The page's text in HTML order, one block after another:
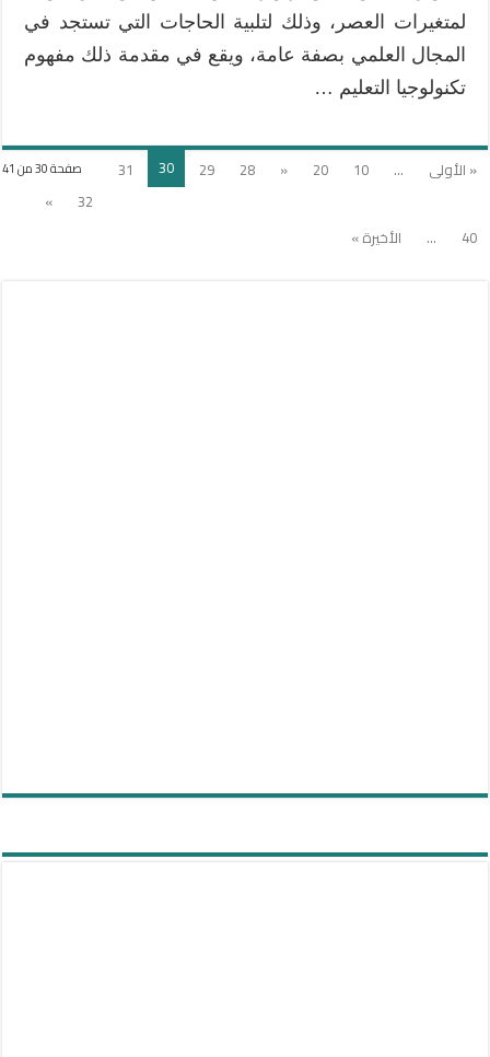
لمتغيرات العصر، وذلك لتلبية الحاجات التي تستجد في
المجال العلمي بصفة عامة، ويقع في مقدمة ذلك مفهوم
تكنولوجيا التعليم …
صفحة 30 من 41 « الأولى ...
10
20
«
28
29
30
31
32
»
40
... الأخيرة »